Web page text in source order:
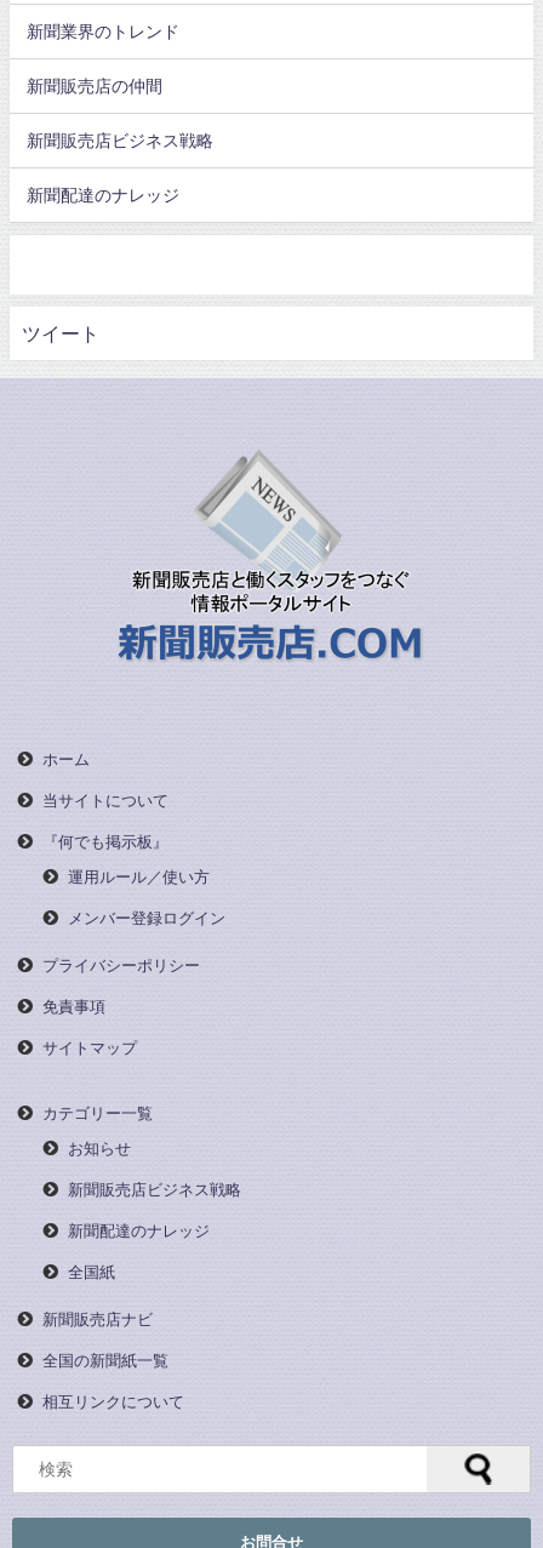
新聞業界のトレンド
新聞販売店の仲間
新聞販売店ビジネス戦略
新聞配達のナレッジ
ツイート
ホーム
当サイトについて
『何でも掲示板』
運用ルール／使い方
メンバー登録ログイン
プライバシーポリシー
免責事項
サイトマップ
カテゴリー一覧
お知らせ
新聞販売店ビジネス戦略
新聞配達のナレッジ
全国紙
新聞販売店ナビ
全国の新聞紙一覧
相互リンクについて
お問合せ